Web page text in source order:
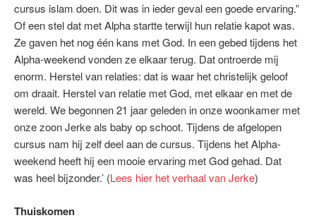
cursus islam doen. Dit was in ieder geval een goede ervaring.”
Of een stel dat met Alpha startte terwijl hun relatie kapot was.
Ze gaven het nog één kans met God. In een gebed tijdens het
Alpha-weekend vonden ze elkaar terug. Dat ontroerde mij
enorm. Herstel van relaties: dat is waar het christelijk geloof
om draait. Herstel van relatie met God, met elkaar en met de
wereld. We begonnen 21 jaar geleden in onze woonkamer met
onze zoon Jerke als baby op schoot. Tijdens de afgelopen
cursus nam hij zelf deel aan de cursus. Tijdens het Alpha-
weekend heeft hij een mooie ervaring met God gehad. Dat
was heel bijzonder.’ (Lees hier het verhaal van Jerke)
Thuiskomen